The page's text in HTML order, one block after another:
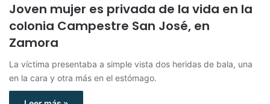
Joven mujer es privada de la vida en la
colonia Campestre San José, en
Zamora
La víctima presentaba a simple vista dos heridas de bala, una
en la cara y otra más en el estómago.